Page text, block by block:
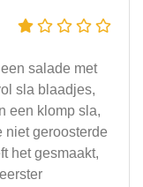
salade met
sla blaadjes,
een klomp sla,
niet geroosterde
het gesmaakt,